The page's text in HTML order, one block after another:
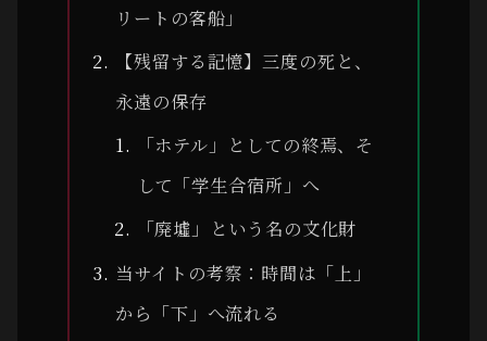
リートの客船」
【残留する記憶】三度の死と、
永遠の保存
「ホテル」としての終焉、そ
して「学生合宿所」へ
「廃墟」という名の文化財
当サイトの考察：時間は「上」
から「下」へ流れる